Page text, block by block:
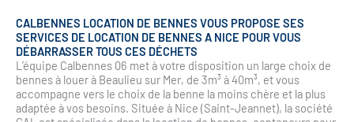
CALBENNES LOCATION DE BENNES VOUS PROPOSE SES
SERVICES DE LOCATION DE BENNES A NICE POUR VOUS
DÉBARRASSER TOUS CES DÉCHETS
L’équipe Calbennes 06 met à votre disposition un large choix de
bennes à louer à Beaulieu sur Mer, de 3m³ à 40m³, et vous
accompagne vers le choix de la benne la moins chère et la plus
adaptée à vos besoins. Située à Nice (Saint-Jeannet), la société